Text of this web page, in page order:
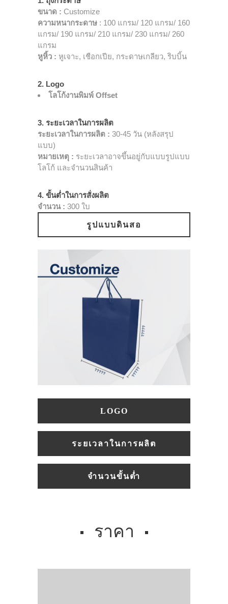
ขนาด : Customize
ความหนากระดาษ : 100 แกรม/ 120 แกรม/ 160
แกรม/ 190 แกรม/ 210 แกรม/ 230 แกรม/ 260
แกรม
หูหิ้ว : หูเจาะ, เชือกเปีย, กระดาษเกลียว, ริบบิ้น
2. Logo
โลโก้งานพิมพ์ Offset
3. ระยะเวลาในการผลิต
ระยะเวลาในการผลิต : 30-45 วัน (หลังสรุป
แบบ)
หมายเหตุ : ระยะเวลาอาจขึ้นอยู่กับแบบรูปแบบ
โลโก้ และจำนวนสินค้า
4. ขั้นต่ำในการสั่งผลิต
จำนวน : 300 ใบ
รูปแบบดินสอ
LOGO
ระยเวลาในการผลิต
จำนวนขั้นต่ำ
ราคา